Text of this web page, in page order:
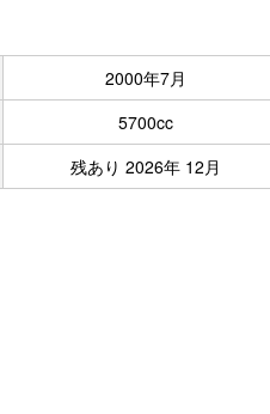
2000年7月
5700cc
残あり 2026年 12月